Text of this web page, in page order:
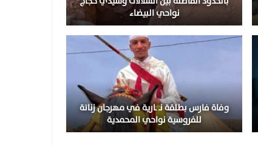
نواحي البيضاء
وفاة فارس بطلقة نـ ـارية في مهرجان زناتة
للفروسية نواحي المحمدية